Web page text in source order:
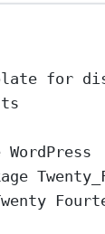
for
WordPress